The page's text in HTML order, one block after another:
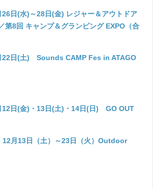
26日(水)～28日(金) レジャー＆アウトドア
第8回 キャンプ＆グランピング EXPO（合
22日(土) Sounds CAMP Fes in ATAGO
12日(金)・13日(土)・14日(日) GO OUT
12月13日（土）～23日（火）Outdoor